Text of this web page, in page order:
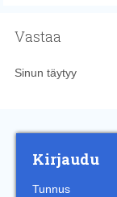
Vastaa
Sinun täytyy
Kirjaudu
Tunnus